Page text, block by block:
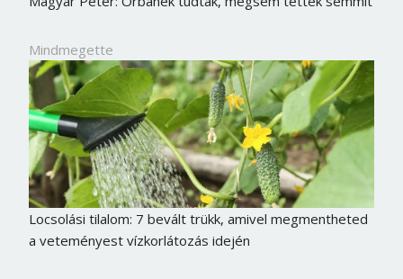
Mindmegette
Locsolási tilalom: 7 bevált trükk, amivel megmentheted
a veteményest vízkorlátozás idején